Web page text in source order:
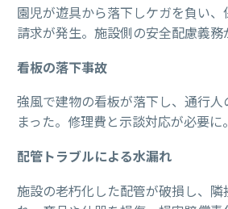
園児が遊具から落下しケガを負い
請求が発生。施設側の安全配慮義務
看板の落下事故
強風で建物の看板が落下し、通行
まった。修理費と示談対応が必要に。
配管トラブルによる水漏れ
施設の老朽化した配管が破損し、